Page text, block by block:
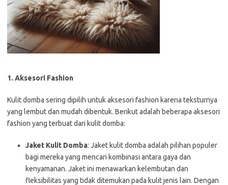
1. Aksesori Fashion
Kulit domba sering dipilih untuk aksesori fashion karena teksturnya
yang lembut dan mudah dibentuk. Berikut adalah beberapa aksesori
fashion yang terbuat dari kulit domba:
Jaket Kulit Domba: Jaket kulit domba adalah pilihan populer
bagi mereka yang mencari kombinasi antara gaya dan
kenyamanan. Jaket ini menawarkan kelembutan dan
fleksibilitas yang tidak ditemukan pada kulit jenis lain. Dengan